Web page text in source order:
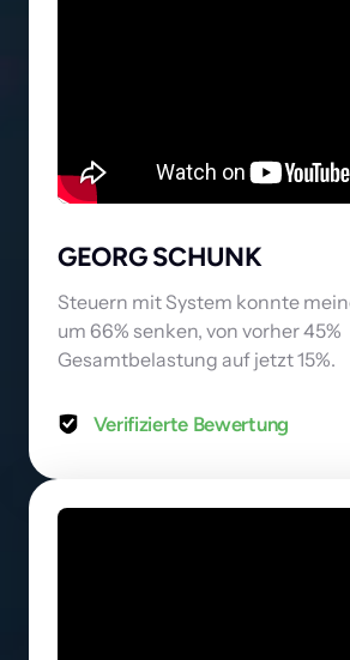
GEORG SCHUNK
Steuern mit System konnte
um 66% senken, von vorher 45%
Gesamtbelastung auf jetzt 15%.
Verifizierte Bewertung